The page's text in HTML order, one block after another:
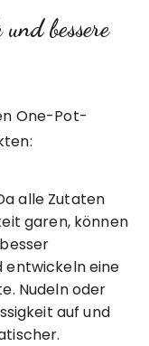
bessere
One-Pot-
alle Zutaten
garen, können
entwickeln eine
Nudeln oder
auf und